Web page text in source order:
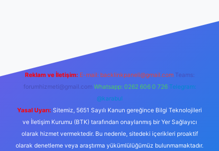
Reklam ve İletişim: E-mail: backlinkpaneli@gmail.com Teams:
forumhizmeti@gmail.com Whatsapp: 0262 606 0 726 Telegram:
@karabul
Yasal Uyarı: Sitemiz, 5651 Sayılı Kanun gereğince Bilgi Teknolojileri
ve İletişim Kurumu (BTK) tarafından onaylanmış bir Yer Sağlayıcı
olarak hizmet vermektedir. Bu nedenle, sitedeki içerikleri proaktif
olarak denetleme veya araştırma yükümlülüğümüz bulunmamaktadır.